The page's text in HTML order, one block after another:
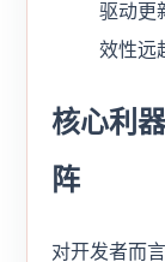
驱动更
效性远
核心利
阵
对开发者而